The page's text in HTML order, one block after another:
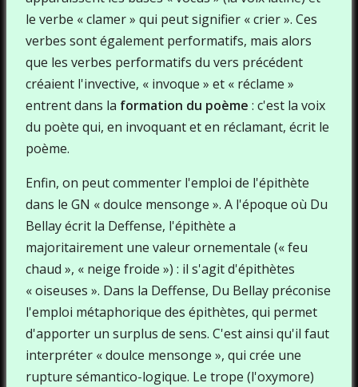
le verbe « clamer » qui peut signifier « crier ». Ces
verbes sont également performatifs, mais alors
que les verbes performatifs du vers précédent
créaient l'invective, « invoque » et « réclame »
entrent dans la formation du poème : c'est la voix
du poète qui, en invoquant et en réclamant, écrit le
poème.
Enfin, on peut commenter l'emploi de l'épithète
dans le GN « doulce mensonge ». A l'époque où Du
Bellay écrit la Deffense, l'épithète a
majoritairement une valeur ornementale (« feu
chaud », « neige froide ») : il s'agit d'épithètes
« oiseuses ». Dans la Deffense, Du Bellay préconise
l'emploi métaphorique des épithètes, qui permet
d'apporter un surplus de sens. C'est ainsi qu'il faut
interpréter « doulce mensonge », qui crée une
rupture sémantico-logique. Le trope (l'oxymore)